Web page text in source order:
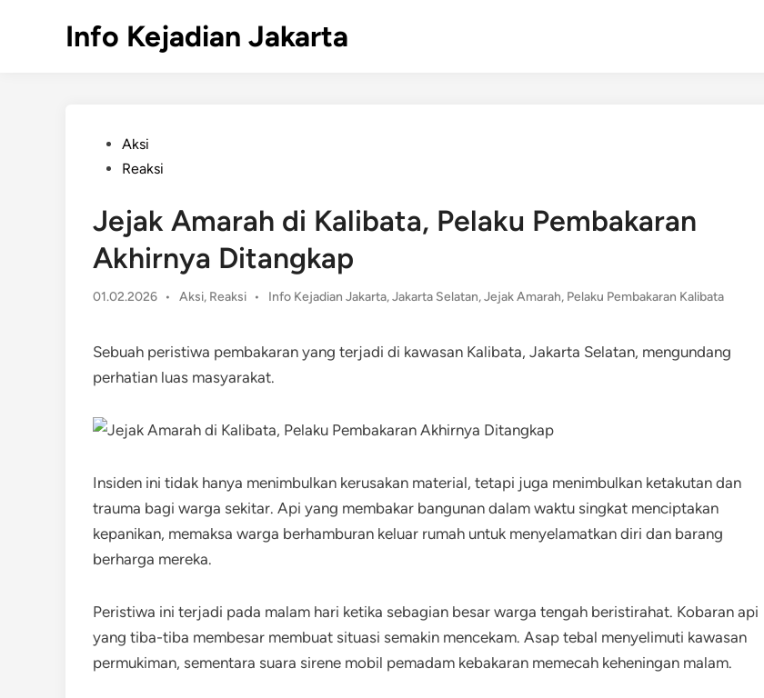
Info Kejadian Jakarta
PostedAksi
Reaksi
Jejak Amarah di Kalibata, Pelaku Pembakaran
Akhirnya Ditangkap
01.02.2026 •
Posted
Aksi, Reaksi • Info Kejadian Jakarta,Jakarta Selatan,Jejak Amarah, Pelaku Pembakaran Kalibata
Sebuah peristiwa pembakaran yang terjadi di kawasan Kalibata, Jakarta Selatan, mengundang
perhatian luas masyarakat.
Insiden ini tidak hanya menimbulkan kerusakan material, tetapi juga menimbulkan ketakutan dan
trauma bagi warga sekitar. Api yang membakar bangunan dalam waktu singkat menciptakan
kepanikan, memaksa warga berhamburan keluar rumah untuk menyelamatkan diri dan barang
berharga mereka.
Peristiwa ini terjadi pada malam hari ketika sebagian besar warga tengah beristirahat. Kobaran api
yang tiba-tiba membesar membuat situasi semakin mencekam. Asap tebal menyelimuti kawasan
permukiman, sementara suara sirene mobil pemadam kebakaran memecah keheningan malam.